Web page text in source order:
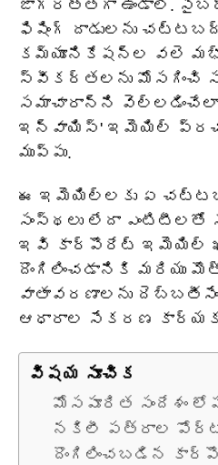
జాగ్రత్తగా ఉండాలి.
ఫిషింగ్ దాడులను
కమ్యూనికేషన్‌ల వలె
స్వీకర్తలను మోసగించి
సమాచారాన్ని వెల్లడించేలా
ఇన్‌వాయిస్' ఇమెయిల్
ముప్పు.
ఈ ఇమెయిల్‌లకు ఏ
సంస్థలు లేదా ఎంటిటీలతో
ఇవి కార్పొరేట్ ఇమెయిల్
దొంగిలించడానికి మరియు
వాతావరణాలను
ఆధారాల సేకరణ
విషయ సూచిక
మోసపూరిత సందేశం
నకిలీ పత్రాల
దొంగిలించబడిన